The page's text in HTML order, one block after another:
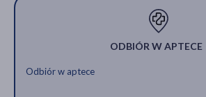
ODBIÓR W APTECE
Odbiór w aptece